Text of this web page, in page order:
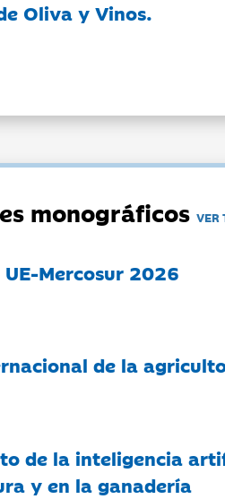
Oliva y Vinos.
monográficosVER
Mercosur 2026
de la
de la inteligencia
y en la ganadería